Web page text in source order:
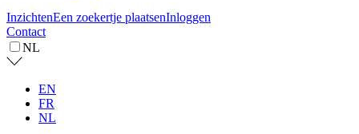
InzichtenEen zoekertje plaatsenInloggen
Contact
NL
EN
FR
NL